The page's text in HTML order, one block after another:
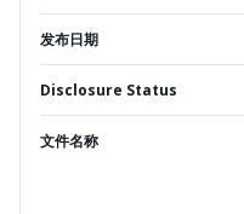
发布日期
Disclosure Status
文件名称